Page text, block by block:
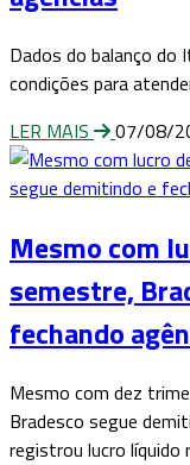
Dados do balanço
condições para
LER MAIS
07/08/
Mesmo com
semestre,
fechando
Mesmo com dez
Bradesco segue
registrou lucro líquido